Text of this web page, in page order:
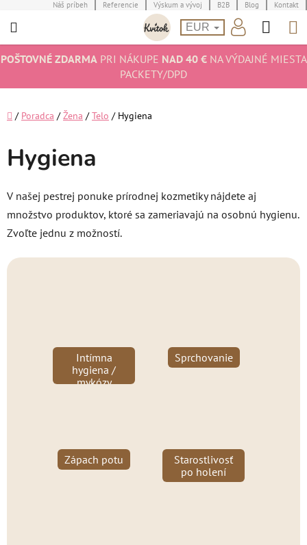
na
Náš príbeh Referencie Výskum a vývoj B2B Blog Kontakt
EUR
POŠTOVNÉ ZDARMAPRI NÁKUPE NAD 40 €NA VÝDAJNÉ MIESTA
PACKETY/DPD
Domov
/ Poradca / Žena / Telo / Hygiena
Hygiena
V našej pestrej ponuke prírodnej kozmetiky nájdete aj
množstvo produktov, ktoré sa zameriavajú na osobnú hygienu.
Zvoľte jednu z možností.
Intímna
hygiena /
mykózy
Sprchovanie
Zápach potu
Starostlivosť
po holení